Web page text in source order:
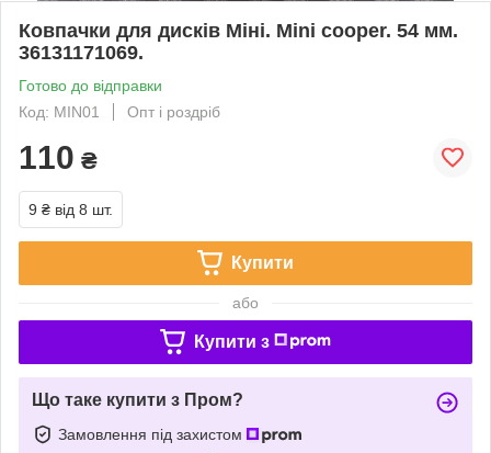
Ковпачки для дисків Міні. Mini cooper. 54 мм.
36131171069.
Готово до відправки
Код: MIN01
Опт і роздріб
110 ₴
9 ₴ від 8 шт.
Купити
або
Купити з
Що таке купити з Пром?
Замовлення під захистом